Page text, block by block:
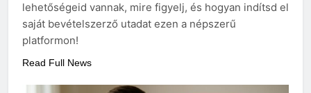
lehetőségeid vannak, mire figyelj, és hogyan indítsd el
saját bevételszerző utadat ezen a népszerű
platformon!
Read Full News